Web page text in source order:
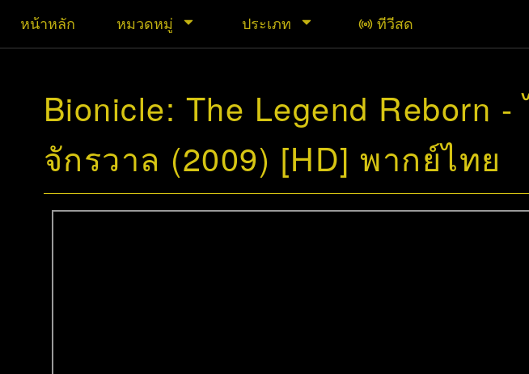
หน้าหลัก หมวดหมู่ ประเภท ทีวีสด
Bionicle: The Legend Reborn
จักรวาล (2009) [HD] พากย์ไทย